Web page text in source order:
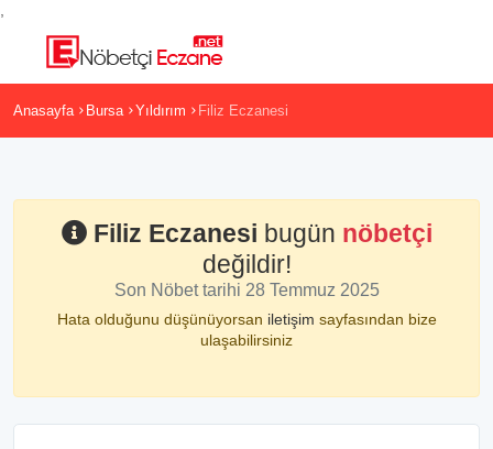
Anasayfa Bursa Yıldırım Filiz Eczanesi
Filiz Eczanesi bugün nöbetçi
değildir!
Son Nöbet tarihi 28 Temmuz 2025
Hata olduğunu düşünüyorsan iletişim sayfasından bize
ulaşabilirsiniz